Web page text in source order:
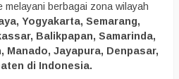
melayani berbagai zona wilayah
Yogyakarta, Semarang,
Balikpapan, Samarinda,
Manado, Jayapura, Denpasar,
di Indonesia.